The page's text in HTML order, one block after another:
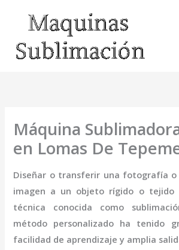
contenido
Máquina
en Lomas De
Diseñar o transferir una fotografía
imagen a un objeto rígido o tejido
técnica conocida como
método personalizado ha tenido
facilidad de aprendizaje y amplia